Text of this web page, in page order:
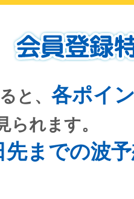
と、 各ポイ
られます。
先までの波